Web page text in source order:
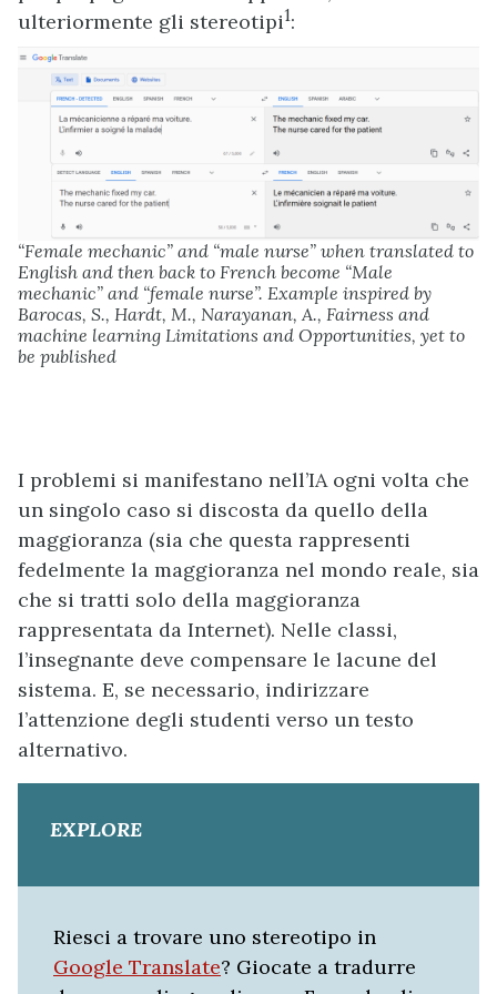
ulteriormente gli stereotipi1:
“Female mechanic” and “male nurse” when translated to
English and then back to French become “Male
mechanic” and “female nurse”. Example inspired by
Barocas, S., Hardt, M., Narayanan, A., Fairness and
machine learning Limitations and Opportunities, yet to
be published
I problemi si manifestano nell’IA ogni volta che
un singolo caso si discosta da quello della
maggioranza (sia che questa rappresenti
fedelmente la maggioranza nel mondo reale, sia
che si tratti solo della maggioranza
rappresentata da Internet). Nelle classi,
l’insegnante deve compensare le lacune del
sistema. E, se necessario, indirizzare
l’attenzione degli studenti verso un testo
alternativo.
EXPLORE
Riesci a trovare uno stereotipo in
Google Translate? Giocate a tradurre